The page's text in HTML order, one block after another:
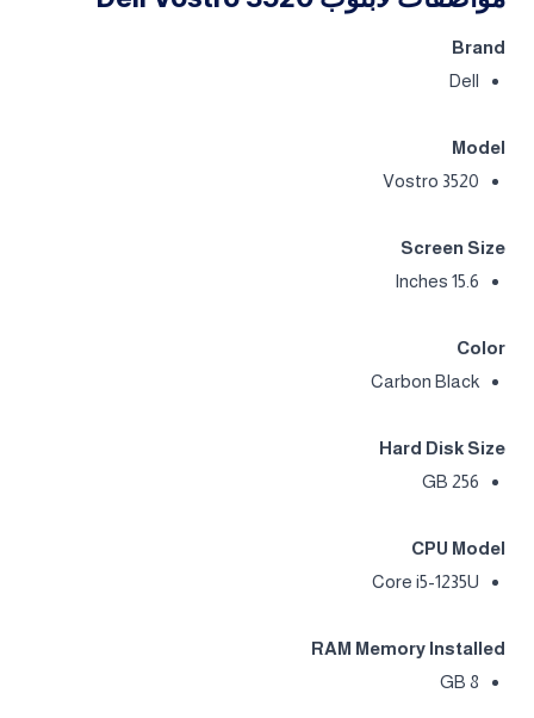
Brand
Dell
Model
Vostro 3520
Screen Size
15.6 Inches
Color
Carbon Black
Hard Disk Size
256 GB
CPU Model
Core i5-1235U
RAM Memory Installed
8 GB